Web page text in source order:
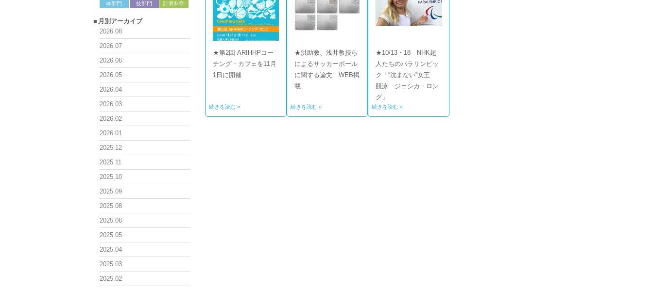
★第2回 ARIHHPコー
チング・カフェを11月
1日に開催
続きを読む »
★洪助教、浅井教授ら
によるサッカーボール
に関する論文 WEB掲
載
続きを読む »
★10/13・18 NHK超
人たちのパラリンピッ
ク「“沈まない”女王
競泳 ジェシカ・ロン
グ」
続きを読む »
体部門
技部門 計算科学
月別アーカイブ
2026.08
2026.07
2026.06
2026.05
2026.04
2026.03
2026.02
2026.01
2025.12
2025.11
2025.10
2025.09
2025.08
2025.06
2025.05
2025.04
2025.03
2025.02